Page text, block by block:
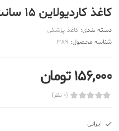
کاغذ کاردیولاین 15 سانت
دسته بندی: کاغذ پزشکی
شناسه محصول: 389
156,000 تومان
(0 نظر)
ایرانی